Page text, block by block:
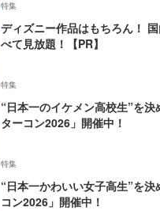
特集
ディズニー作品はもちろん！
べて見放題！【PR】
特集
“日本一のイケメン高校生”を
ターコン2026」開催中！
特集
“日本一かわいい女子高生”を
コン2026」開催中！